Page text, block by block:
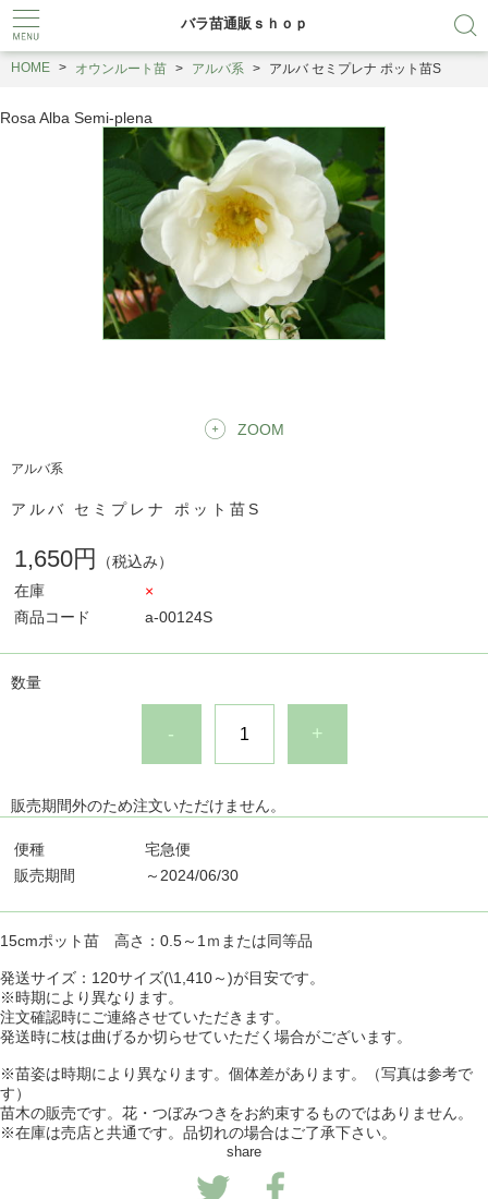
バラ苗通販ｓｈｏｐ
HOME オウンルート苗 アルバ系 アルバ セミプレナ ポット苗S
Rosa Alba Semi-plena
ZOOM
アルバ系
アルバ セミプレナ ポット苗S
1,650円
（税込み）
在庫
×
商品コード
a-00124S
数量
- +
販売期間外のため注文いただけません。
便種
宅急便
販売期間
～2024/06/30
15cmポット苗 高さ：0.5～1ｍまたは同等品
発送サイズ：120サイズ(\1,410～)が目安です。
※時期により異なります。
注文確認時にご連絡させていただきます。
発送時に枝は曲げるか切らせていただく場合がございます。
※苗姿は時期により異なります。個体差があります。（写真は参考で
す）
苗木の販売です。花・つぼみつきをお約束するものではありません。
※在庫は売店と共通です。品切れの場合はご了承下さい。
share